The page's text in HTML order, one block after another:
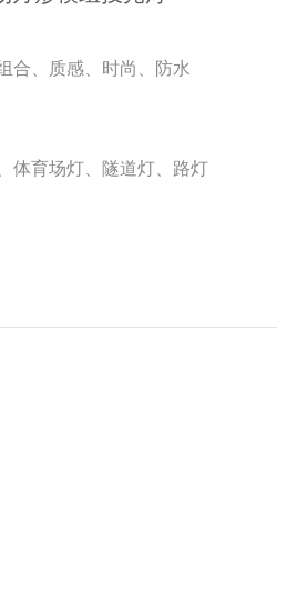
合、质感、时尚、防水
体育场灯、隧道灯、路灯